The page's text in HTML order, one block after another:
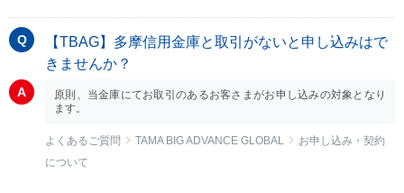
【TBAG】多摩信用金庫と取引がないと申し込みはで
きませんか？
原則、当金庫にてお取引のあるお客さまがお申し込みの対象となり
ます。
よくあるご質問 TAMA BIG ADVANCE GLOBAL
お申し込み・契約
について